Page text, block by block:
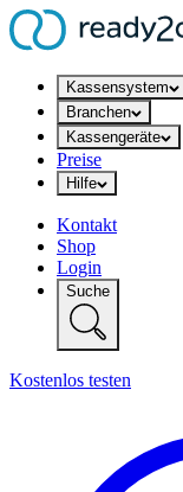
Kassensystem
Branchen
Kassengeräte
Preise
Hilfe
Kontakt
Shop
Login
Suche
Kostenlos testen